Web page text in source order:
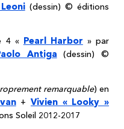
(dessin) © éditions
4 « Pearl Harbor » par
Antiga (dessin) ©
remarquable) en
+Vivien « Looky »
Soleil 2012-2017